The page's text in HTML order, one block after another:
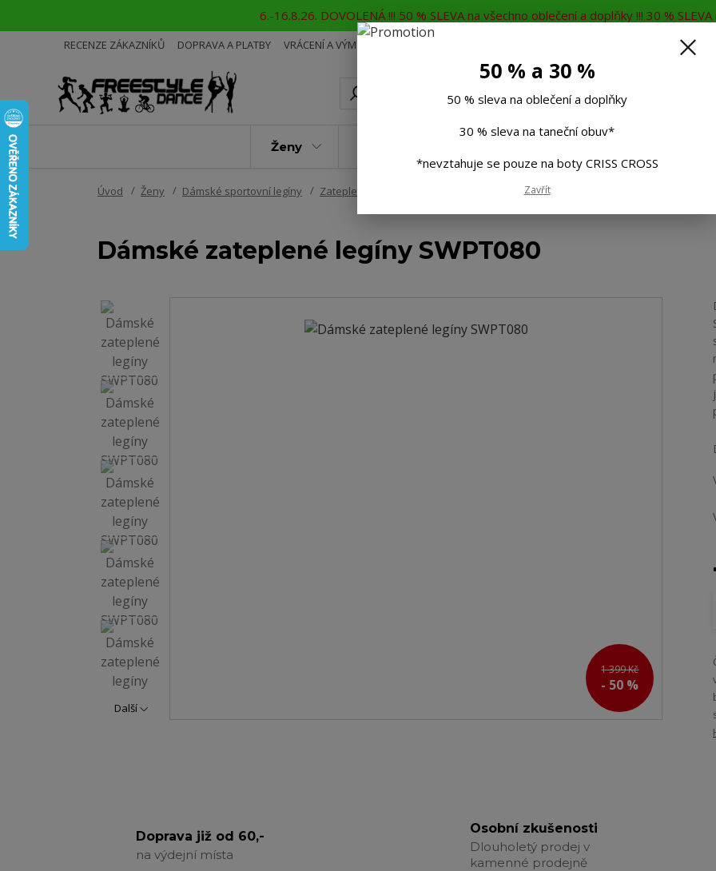
6.-16.8.26. DOVOLENÁ !!! 50 % SLEVA na všechno oblečení a doplňky !!! 30 %
RECENZE ZÁKAZNÍKŮ DOPRAVA A PLATBY VRÁCENÍ A VÝMĚNA Rádi Vám poradíme
Ženy
Úvod Ženy Dámské sportovní legíny Zateplené legíny, termo legíny Dámské zateplené legíny SWPT080
Dámské zateplené legíny SWPT080
1 399 Kč
- 50 %
Další
Doprava již od 60,-
na výdejní místa
Osobní zkušenosti
Dlouholetý prodej v
kamenné prodejně
50 % a 30 %
50 % sleva na oblečení a doplňky
30 % sleva na taneční obuv*
*nevztahuje se pouze na boty CRISS CROSS
Zavřít